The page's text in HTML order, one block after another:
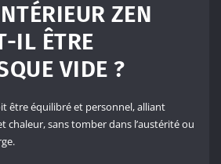
ZEN
IL ÊTRE
VIDE ?
être équilibré et personnel, alliant
chaleur, sans tomber dans l’austérité ou